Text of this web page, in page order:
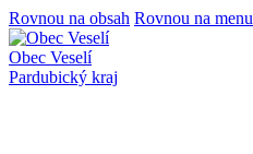
Rovnou na obsah Rovnou na menu
Obec Veselí
Pardubický kraj